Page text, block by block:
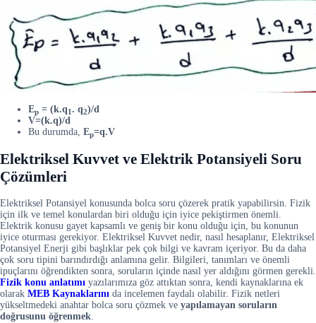
Ep = (k.q1 . q2)/d
V=(k.q)/d
Bu durumda, Ep=q.V
Elektriksel Kuvvet ve Elektrik Potansiyeli Soru
Çözümleri
Elektriksel Potansiyel konusunda bolca soru çözerek pratik yapabilirsin. Fizik
için ilk ve temel konulardan biri olduğu için iyice pekiştirmen önemli.
Elektrik konusu gayet kapsamlı ve geniş bir konu olduğu için, bu konunun
iyice oturması gerekiyor. Elektriksel Kuvvet nedir, nasıl hesaplanır, Elektriksel
Potansiyel Enerji gibi başlıklar pek çok bilgi ve kavram içeriyor. Bu da daha
çok soru tipini barındırdığı anlamına gelir. Bilgileri, tanımları ve önemli
ipuçlarını öğrendikten sonra, soruların içinde nasıl yer aldığını görmen gerekli.
Fizik konu anlatımı yazılarımıza göz attıktan sonra, kendi kaynaklarına ek
olarak MEB Kaynaklarını da incelemen faydalı olabilir. Fizik netleri
yükseltmedeki anahtar bolca soru çözmek ve yapılamayan soruların
doğrusunu öğrenmek.